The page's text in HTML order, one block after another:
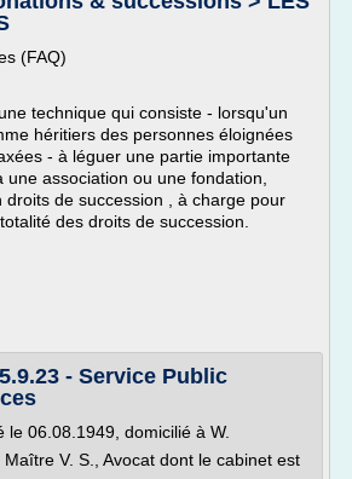
(FAQ)
technique qui consiste - lorsqu'un
héritiers des personnes éloignées
- à léguer une partie importante
association ou une fondation,
droits de succession , à charge pour
des droits de succession.
- Service Public
le 06.08.1949, domicilié à W.
V. S., Avocat dont le cabinet est